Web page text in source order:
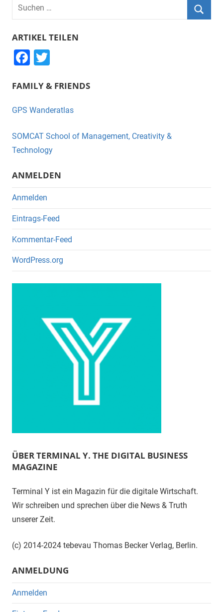
Suchen
nach:
ARTIKEL TEILEN
F
c
e
o
o
k
tt
er
FAMILY & FRIENDS
GPS Wanderatlas
SOMCAT School of Management, Creativity &
Technology
ANMELDEN
Anmelden
Eintrags-Feed
Kommentar-Feed
WordPress.org
ÜBER TERMINAL Y. THE DIGITAL BUSINESS
MAGAZINE
Terminal Y ist ein Magazin für die digitale Wirtschaft.
Wir schreiben und sprechen über die News & Truth
unserer Zeit.
(c) 2014-2024 tebevau Thomas Becker Verlag, Berlin.
ANMELDUNG
Anmelden